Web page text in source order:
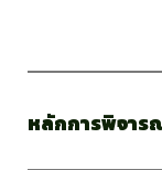
หลักการพิจาร